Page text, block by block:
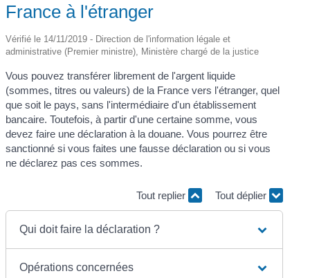
France à l'étranger
Vérifié le 14/11/2019 - Direction de l'information légale et
administrative (Premier ministre), Ministère chargé de la justice
Vous pouvez transférer librement de l'argent liquide
(sommes, titres ou valeurs) de la France vers l'étranger, quel
que soit le pays, sans l'intermédiaire d'un établissement
bancaire. Toutefois, à partir d'une certaine somme, vous
devez faire une déclaration à la douane. Vous pourrez être
sanctionné si vous faites une fausse déclaration ou si vous
ne déclarez pas ces sommes.
Tout replier Tout déplier
Qui doit faire la déclaration ?
Opérations concernées